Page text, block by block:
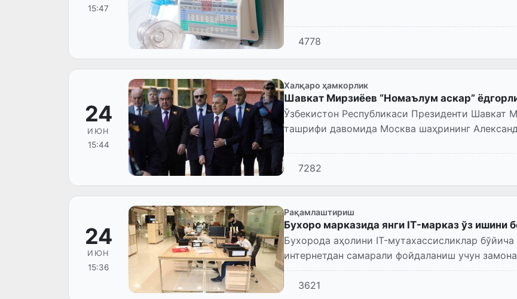
15:47
4778
24
ИЮН
15:44
Халқаро ҳамкорлик
Шавкат Мирзиёев “Номаълум аскар”
Ўзбекистон Республикаси Президенти Шавкат
ташрифи давомида Москва шаҳрининг
7282
24
ИЮН
15:36
Рақамлаштириш
Бухоро марказида янги IT-марказ ўз ишини
Бухорода аҳолини IT-мутахассисликлар
интернетдан самарали фойдаланиш учун
ИТ-марказ ишга...
3621